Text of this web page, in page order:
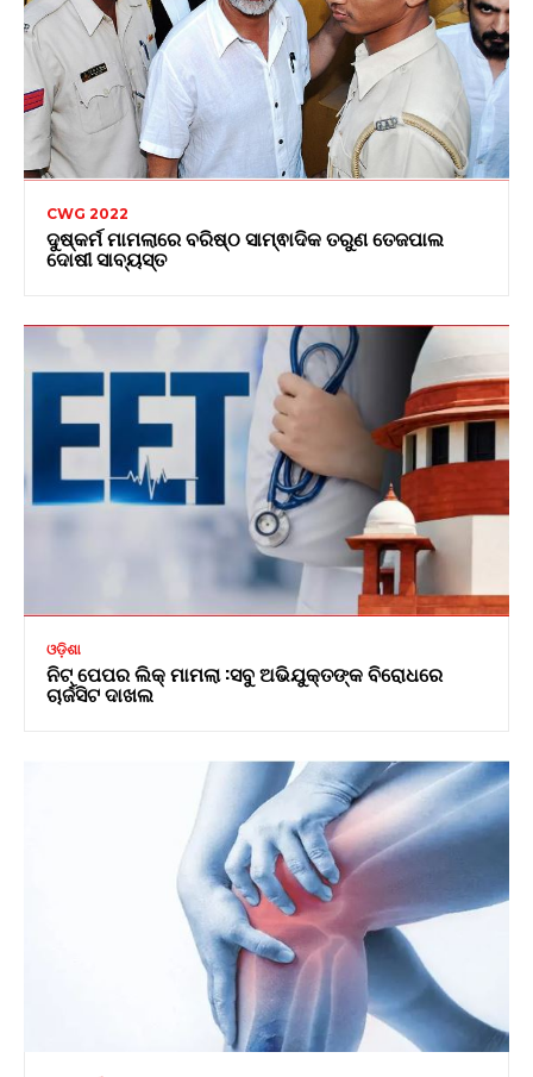
CWG 2022
ଦୁଷ୍କର୍ମ ମାମଲାରେ ବରିଷ୍ଠ ସାମ୍ଵାଦିକ ତରୁଣ ତେଜପାଲ
ଦୋଷୀ ସାବ୍ୟସ୍ତ
ଓଡ଼ିଶା
ନିଟ୍ ପେପର ଲିକ୍ ମାମଲା :ସବୁ ଅଭିଯୁକ୍ତଙ୍କ ବିରୋଧରେ
ଚାର୍ଜସିଟ ଦାଖଲ